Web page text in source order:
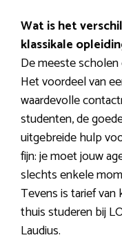
Wat is het
klassikale
De meeste scholen
Het voordeel van
waardevolle
studenten, de
uitgebreide hulp
fijn: je moet jouw
slechts enkele
Tevens is tarief van
thuis studeren bij
Laudius.